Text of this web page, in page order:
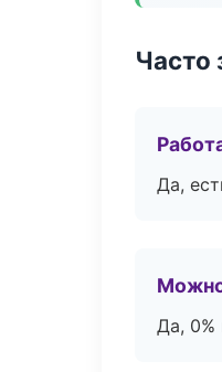
Часто
Да,
Можно
Да, 0%